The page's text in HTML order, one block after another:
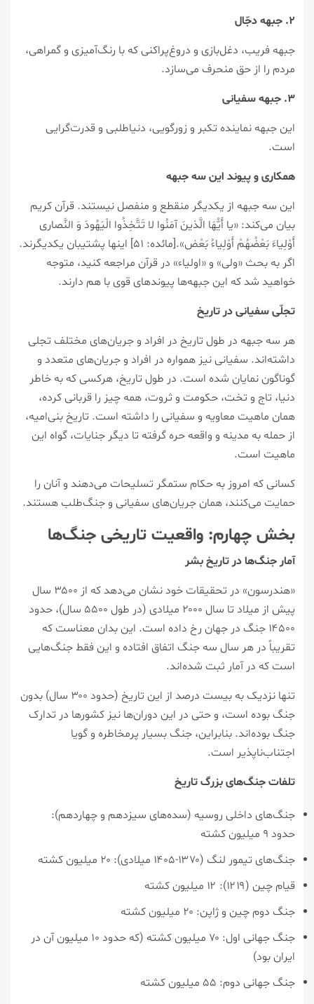
۲. جبهه دجّال
جبهه فریب، دغل‌بازی و دروغ‌پراکنی که با رنگ‌آمیزی و گمراهی،
مردم را از حق منحرف می‌سازد.
۳. جبهه سفیانی
این جبهه نماینده تکبر و زورگویی، دنیاطلبی و قدرت‌گرایی
است.
همکاری و پیوند این سه جبهه
این سه جبهه از یکدیگر منقطع و منفصل نیستند. قرآن کریم
بیان می‌کند: «يا أَيُّهَا الَّذينَ آمَنُوا لا تَتَّخِذُوا الْيَهُودَ وَ النَّصارى‏
أَوْلِياءَ بَعْضُهُمْ أَوْلِياءُ بَعْض‏».[مائده: ۵۱] اینها پشتیبان یکدیگرند.
اگر به بحث «ولی» و «اولیاء» در قرآن مراجعه کنید، متوجه
خواهید شد که این جبهه‌ها پیوندهای قوی با هم دارند.
تجلّی سفیانی در تاریخ
هر سه جبهه در طول تاریخ در افراد و جریان‌های مختلف تجلی
داشته‌اند. سفیانی نیز همواره در افراد و جریان‌های متعدد و
گوناگون نمایان شده است. در طول تاریخ، هرکسی که به خاطر
دنیا، تاج و تخت، حکومت و ثروت، همه چیز را قربانی کرده،
همان ماهیت معاویه و سفیانی را داشته است. تاریخ بنی‌امیه،
از حمله به مدینه و واقعه حره گرفته تا دیگر جنایات، گواه این
ماهیت است.
کسانی که امروز به حکام ستمگر تسلیحات می‌دهند و آنان را
حمایت می‌کنند، همان جریان‌های سفیانی و جنگ‌طلب هستند.
بخش چهارم: واقعیت تاریخی جنگ‌ها
آمار جنگ‌ها در تاریخ بشر
«هندرسون» در تحقیقات خود نشان می‌دهد که از ۳۵۰۰ سال
پیش از میلاد تا سال ۲۰۰۰ میلادی (در طول ۵۵۰۰ سال)، حدود
۱۴۵۰۰ جنگ در جهان رخ داده است. این بدان معناست که
تقریباً در هر سال سه جنگ اتفاق افتاده و این فقط جنگ‌هایی
است که در آمار ثبت شده‌اند.
تنها نزدیک به بیست درصد از این تاریخ (حدود ۳۰۰ سال) بدون
جنگ بوده است، و حتی در این دوران‌ها نیز کشورها در تدارک
جنگ بوده‌اند. بنابراین، جنگ بسیار پرمخاطره و گویا
اجتناب‌ناپذیر است.
تلفات جنگ‌های بزرگ تاریخ
جنگ‌های داخلی روسیه (سده‌های سیزدهم و چهاردهم):
حدود ۹ میلیون کشته
جنگ‌های تیمور لنگ (۱۳۷۰-۱۴۰۵ میلادی): ۲۰ میلیون کشته
قیام چین (۱۲۱۹): ۱۲ میلیون کشته
جنگ دوم چین و ژاپن: ۲۰ میلیون کشته
جنگ جهانی اول: ۷۰ میلیون کشته (که حدود ۱۰ میلیون آن در
ایران بود)
جنگ جهانی دوم: ۵۵ میلیون کشته